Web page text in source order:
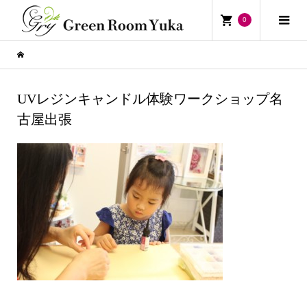
0
UVレジンキャンドル体験ワークショップ名
古屋出張